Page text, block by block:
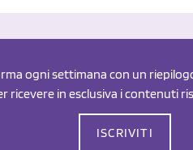
ogni settimana con un
ricevere in esclusiva i contenuti
ISCRIVITI